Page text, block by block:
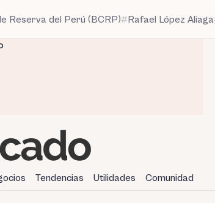
Reserva del Perú (BCRP) Rafael López Aliaga
Tendencias Utilidades Comunidad